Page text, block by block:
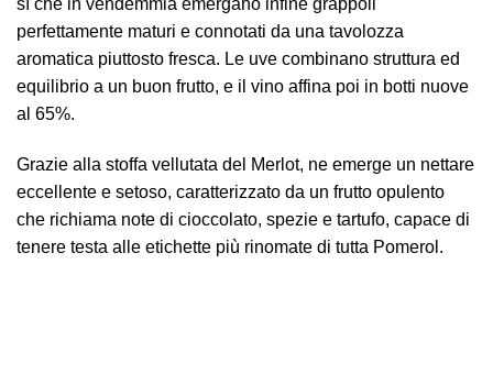
sì che in vendemmia emergano infine grappoli
perfettamente maturi e connotati da una tavolozza
aromatica piuttosto fresca. Le uve combinano struttura ed
equilibrio a un buon frutto, e il vino affina poi in botti nuove
al 65%.
Grazie alla stoffa vellutata del Merlot, ne emerge un nettare
eccellente e setoso, caratterizzato da un frutto opulento
che richiama note di cioccolato, spezie e tartufo, capace di
tenere testa alle etichette più rinomate di tutta Pomerol.